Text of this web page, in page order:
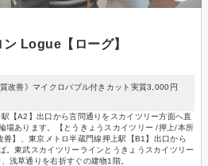
Logue【ローグ】
改善》マイクロバブル付きカット実質3,000円
【A2】出口から言問通りをスカイツリー方面へ直
場あります。【とうきょうスカイツリー /押上/本所
】、東京メトロ半蔵門線押上駅【B1】出口から
。東武スカイツリーラインとうきょうスカイツリー
浅草通りを右折すぐの建物1階。